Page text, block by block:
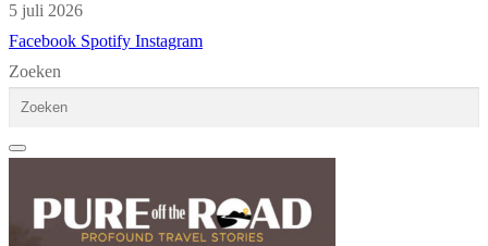
5 juli 2026
Facebook Spotify Instagram
Zoeken